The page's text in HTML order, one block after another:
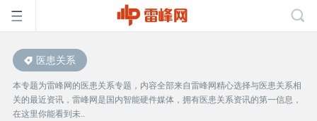
首
页
医患关系
本专题为雷峰网的医患关系专题，内容全部来自雷峰网精心选择与医患关系相
关的最近资讯，雷峰网是国内智能硬件媒体，拥有医患关系资讯的第一信息，
在这里你能看到未..